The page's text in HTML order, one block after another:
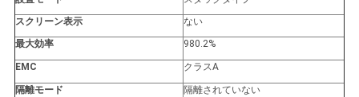
スクリーン表示
ない
最大効率
980.2%
EMC クラスA
隔離モード
隔離されていない